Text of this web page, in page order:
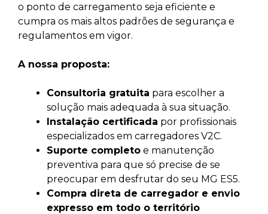
o ponto de carregamento seja eficiente e
cumpra os mais altos padrões de segurança e
regulamentos em vigor.
A nossa proposta:
Consultoria gratuita para escolher a
solução mais adequada à sua situação.
Instalação certificada por profissionais
especializados em carregadores V2C.
Suporte completo e manutenção
preventiva para que só precise de se
preocupar em desfrutar do seu MG ES5.
Compra direta de carregador e envio
expresso em todo o território